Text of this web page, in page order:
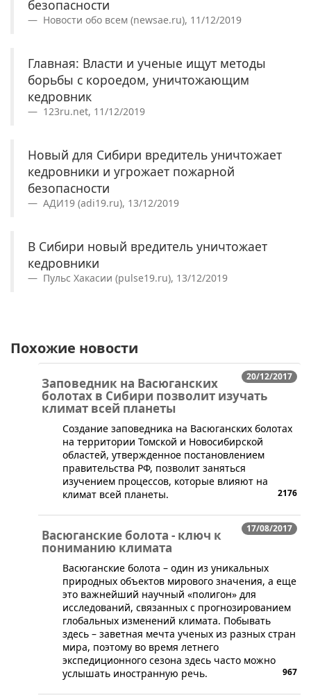
безопасности
Новости обо всем (newsae.ru), 11/12/2019
Главная: Власти и ученые ищут методы
борьбы с короедом, уничтожающим
кедровник
123ru.net, 11/12/2019
Новый для Сибири вредитель уничтожает
кедровники и угрожает пожарной
безопасности
АДИ19 (adi19.ru), 13/12/2019
В Сибири новый вредитель уничтожает
кедровники
Пульс Хакасии (pulse19.ru), 13/12/2019
Похожие новости
20/12/2017
Заповедник на Васюганских
болотах в Сибири позволит изучать
климат всей планеты
Создание заповедника на Васюганских болотах
на территории Томской и Новосибирской
областей, утвержденное постановлением
правительства РФ, позволит заняться
изучением процессов, которые влияют на
климат всей планеты.
2176
17/08/2017
Васюганские болота - ключ к
пониманию климата
Васюганские болота – один из уникальных
природных объектов мирового значения, а еще
это важнейший научный «полигон» для
исследований, связанных с прогнозированием
глобальных изменений климата. Побывать
здесь – заветная мечта ученых из разных стран
мира, поэтому во время летнего
экспедиционного сезона здесь часто можно
услышать иностранную речь.
967